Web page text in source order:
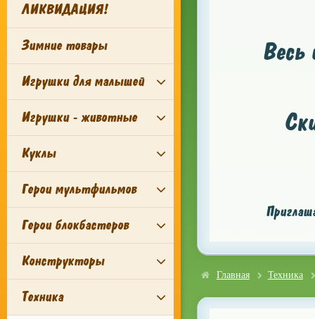
ЛИКВИДАЦИЯ!
Зимние товары
Игрушки для малышей
Игрушки - животные
Куклы
Герои мультфильмов
Герои блокбастеров
Конструкторы
Техника
Весь
Главная Техника